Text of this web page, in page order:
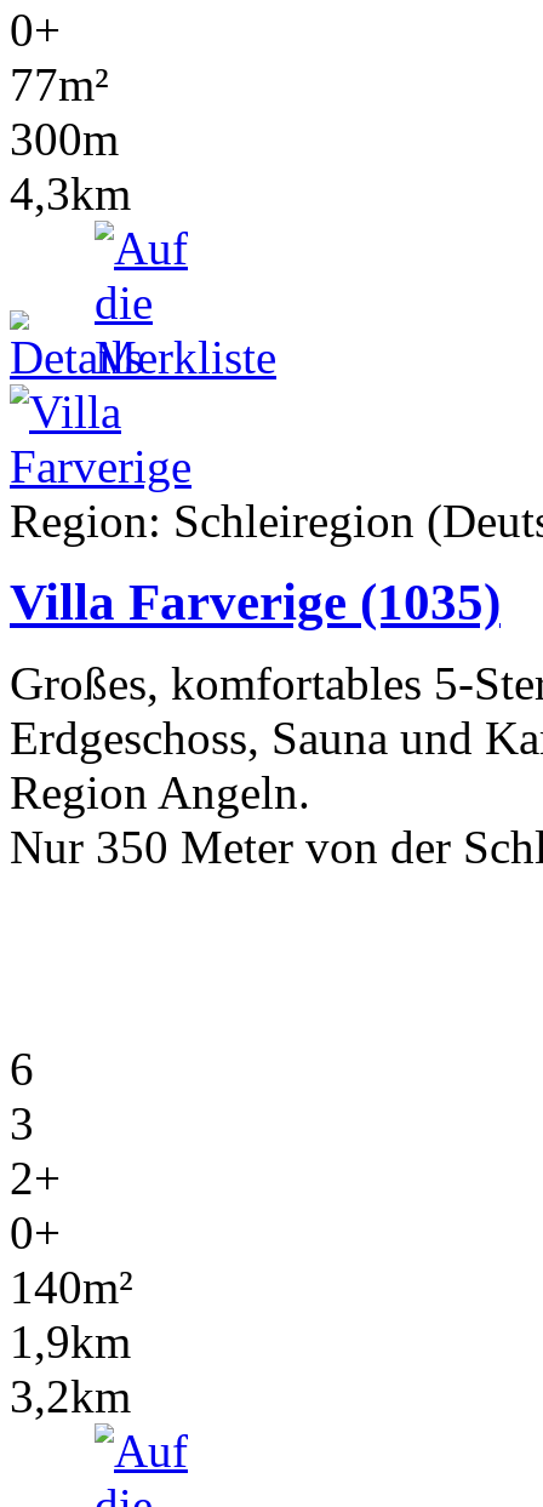
0+
77m²
300m
4,3km
Region: Schleiregion
Villa Farverige (1035)
Großes, komfortables 5-
Erdgeschoss, Sauna und
Region Angeln.
Nur 350 Meter von der
6
3
2+
0+
140m²
1,9km
3,2km